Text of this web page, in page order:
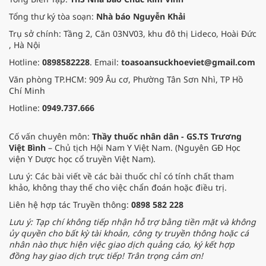
Tổng thư ký tòa soạn: Nhà báo Nguyễn Khải
Trụ sở chính: Tầng 2, Căn 03NV03, khu đô thị Lideco, Hoài Đức
, Hà Nội
Hotline: 0898582228. Email: toasoansuckhoeviet@gmail.com
Văn phòng TP.HCM: 909 Âu cơ, Phường Tân Sơn Nhì, TP Hồ
Chí Minh
Hotline: 0949.737.666
Cố vấn chuyên môn: Thầy thuốc nhân dân - GS.TS Trương
Việt Bình – Chủ tịch Hội Nam Y Việt Nam. (Nguyên GĐ Học
viện Y Dược học cổ truyền Việt Nam).
Lưu ý: Các bài viết về các bài thuốc chỉ có tính chất tham
khảo, không thay thế cho việc chẩn đoán hoặc điều trị.
Liên hệ hợp tác Truyền thông: 0898 582 228
Lưu ý: Tạp chí không tiếp nhận hỗ trợ bằng tiền mặt và không
ủy quyền cho bất kỳ tài khoản, công ty truyền thông hoặc cá
nhân nào thực hiện việc giao dịch quảng cáo, ký kết hợp
đồng hay giao dịch trực tiếp! Trân trọng cảm ơn!